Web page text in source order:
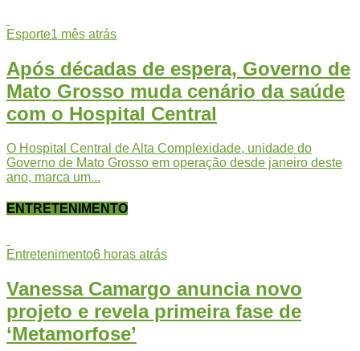
Esporte1 mês atrás
Após décadas de espera, Governo de
Mato Grosso muda cenário da saúde
com o Hospital Central
O Hospital Central de Alta Complexidade, unidade do
Governo de Mato Grosso em operação desde janeiro deste
ano, marca um...
ENTRETENIMENTO
Entretenimento6 horas atrás
Vanessa Camargo anuncia novo
projeto e revela primeira fase de
‘Metamorfose’